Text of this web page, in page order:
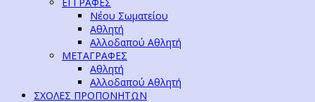
Νέου Σωματείου
Αθλητή
Αλλοδαπού Αθλητή
ΜΕΤΑΓΡΑΦΕΣ
Αθλητή
Αλλοδαπού Αθλητή
ΣΧΟΛΕΣ ΠΡΟΠΟΝΗΤΩΝ